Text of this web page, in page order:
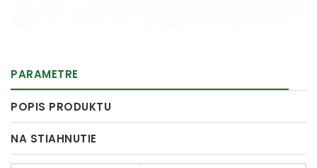
PARAMETRE
POPIS PRODUKTU
NA STIAHNUTIE